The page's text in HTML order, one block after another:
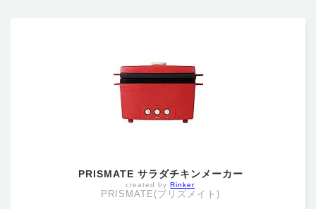
PRISMATE サラダチキンメーカー
created byRinker
PRISMATE(プリズメイト)